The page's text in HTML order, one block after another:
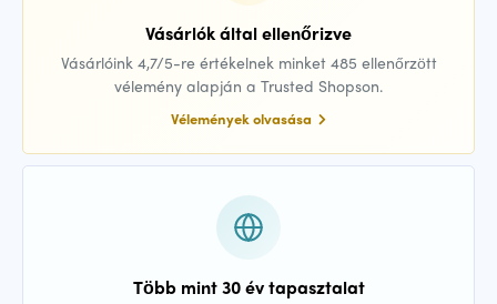
Vásárlók által ellenőrizve
Vásárlóink 4,7/5-re értékelnek minket 485 ellenőrzött
vélemény alapján a Trusted Shopson.
Vélemények olvasása
Több mint 30 év tapasztalat